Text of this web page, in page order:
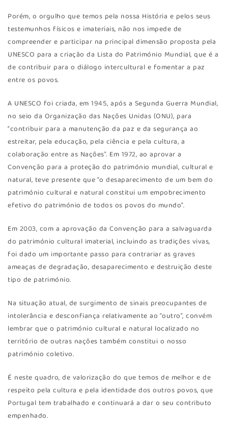
Porém, o orgulho que temos pela nossa História e pelos seus
testemunhos físicos e imateriais, não nos impede de
compreender e participar na principal dimensão proposta pela
UNESCO para a criação da Lista do Património Mundial, que é a
de contribuir para o diálogo intercultural e fomentar a paz
entre os povos.
A UNESCO foi criada, em 1945, após a Segunda Guerra Mundial,
no seio da Organização das Nações Unidas (ONU), para
“contribuir para a manutenção da paz e da segurança ao
estreitar, pela educação, pela ciência e pela cultura, a
colaboração entre as Nações”. Em 1972, ao aprovar a
Convenção para a proteção do património mundial, cultural e
natural, teve presente que “o desaparecimento de um bem do
património cultural e natural constitui um empobrecimento
efetivo do património de todos os povos do mundo”.
Em 2003, com a aprovação da Convenção para a salvaguarda
do património cultural imaterial, incluindo as tradições vivas,
foi dado um importante passo para contrariar as graves
ameaças de degradação, desaparecimento e destruição deste
tipo de património.
Na situação atual, de surgimento de sinais preocupantes de
intolerância e desconfiança relativamente ao “outro”, convém
lembrar que o património cultural e natural localizado no
território de outras nações também constitui o nosso
património coletivo.
É neste quadro, de valorização do que temos de melhor e de
respeito pela cultura e pela identidade dos outros povos, que
Portugal tem trabalhado e continuará a dar o seu contributo
empenhado.